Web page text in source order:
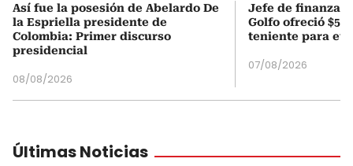
Así fue la posesión de Abelardo De
la Espriella presidente de
Colombia: Primer discurso
presidencial
08/08/2026
Jefe de finanzas
Golfo ofreció
teniente para
07/08/2026
Últimas Noticias